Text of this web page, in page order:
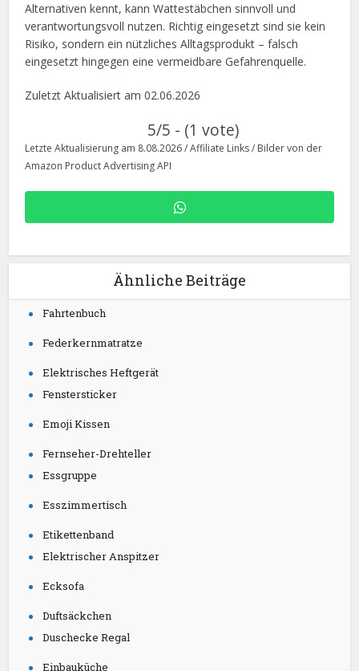
Alternativen kennt, kann Wattestäbchen sinnvoll und
verantwortungsvoll nutzen. Richtig eingesetzt sind sie kein
Risiko, sondern ein nützliches Alltagsprodukt – falsch
eingesetzt hingegen eine vermeidbare Gefahrenquelle.
Zuletzt Aktualisiert am 02.06.2026
5/5 - (1 vote)
Letzte Aktualisierung am 8.08.2026 / Affiliate Links / Bilder von der
Amazon Product Advertising API
Ähnliche Beiträge
Fahrtenbuch
Federkernmatratze
Elektrisches Heftgerät
Fenstersticker
Emoji Kissen
Fernseher-Drehteller
Essgruppe
Esszimmertisch
Etikettenband
Elektrischer Anspitzer
Ecksofa
Duftsäckchen
Duschecke Regal
Einbauküche